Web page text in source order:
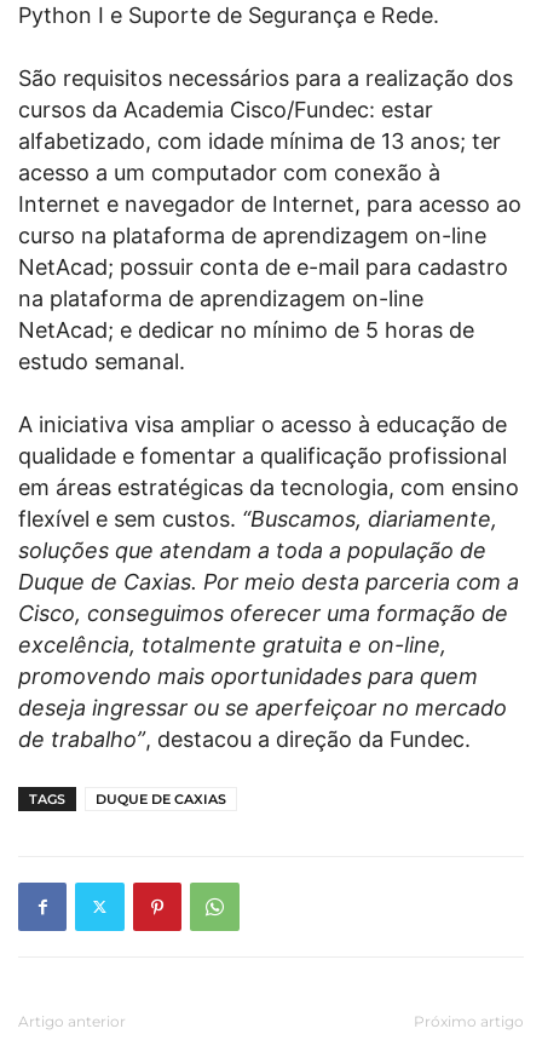
Python I e Suporte de Segurança e Rede.
São requisitos necessários para a realização dos
cursos da Academia Cisco/Fundec: estar
alfabetizado, com idade mínima de 13 anos; ter
acesso a um computador com conexão à
Internet e navegador de Internet, para acesso ao
curso na plataforma de aprendizagem on-line
NetAcad; possuir conta de e-mail para cadastro
na plataforma de aprendizagem on-line
NetAcad; e dedicar no mínimo de 5 horas de
estudo semanal.
A iniciativa visa ampliar o acesso à educação de
qualidade e fomentar a qualificação profissional
em áreas estratégicas da tecnologia, com ensino
flexível e sem custos. “Buscamos, diariamente,
soluções que atendam a toda a população de
Duque de Caxias. Por meio desta parceria com a
Cisco, conseguimos oferecer uma formação de
excelência, totalmente gratuita e on-line,
promovendo mais oportunidades para quem
deseja ingressar ou se aperfeiçoar no mercado
de trabalho”, destacou a direção da Fundec.
TAGS DUQUE DE CAXIAS
Artigo anterior Próximo artigo